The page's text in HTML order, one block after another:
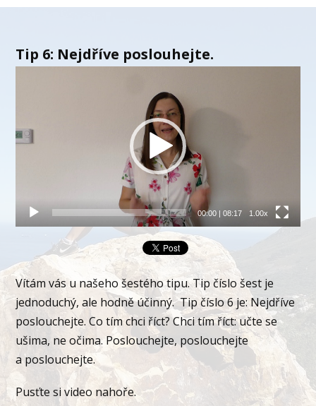
Tip 6: Nejdříve poslouhejte.
00:00| 08:17 1.00x
Vítám vás u našeho šestého tipu. Tip číslo šest je
jednoduchý, ale hodně účinný. Tip číslo 6 je: Nejdříve
poslouchejte. Co tím chci říct? Chci tím říct: učte se
ušima, ne očima. Poslouchejte, poslouchejte
a poslouchejte.
Pusťte si video nahoře.